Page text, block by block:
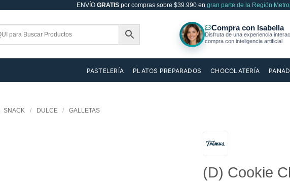
ENVÍO GRATISpor compras sobre $39.990 en gran parte de la Región
PASTELERÍA PLATOS PREPARADOS CHOCOLATERÍA
SNACK / DULCE / GALLETAS
(D) Cookie